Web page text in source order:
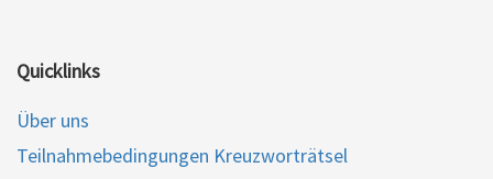
Quicklinks
Über uns
Teilnahmebedingungen Kreuzworträtsel